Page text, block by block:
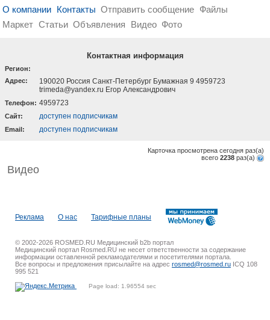
О компании Контакты Отправить сообщение Файлы
Маркет Статьи Объявления Видео Фото
Контактная информация
Регион:
Адрес:
190020 Россия Санкт-Петербург Бумажная 9 4959723
trimeda@yandex.ru Егор Александрович
Телефон: 4959723
Cайт: доступен подписчикам
Email: доступен подписчикам
Карточка просмотрена сегодня раз(a)
всего 2238 раз(a)
Видео
Реклама О нас Тарифные планы
© 2002-2026 ROSMED.RU Медицинский b2b портал
Медицинский портал Rosmed.RU не несет ответственности за содержание
информации оставленной рекламодателями и посетителями портала.
Все вопросы и предложения присылайте на адрес rosmed@rosmed.ru ICQ 108
995 521
Page load: 1.96554 sec